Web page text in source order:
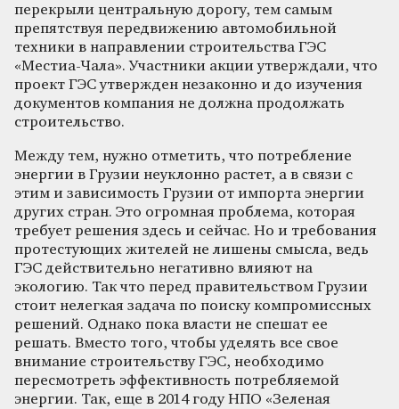
перекрыли центральную дорогу, тем самым
препятствуя передвижению автомобильной
техники в направлении строительства ГЭС
«Местиа-Чала». Участники акции утверждали, что
проект ГЭС утвержден незаконно и до изучения
документов компания не должна продолжать
строительство.
Между тем, нужно отметить, что потребление
энергии в Грузии неуклонно растет, а в связи с
этим и зависимость Грузии от импорта энергии
других стран. Это огромная проблема, которая
требует решения здесь и сейчас. Но и требования
протестующих жителей не лишены смысла, ведь
ГЭС действительно негативно влияют на
экологию. Так что перед правительством Грузии
стоит нелегкая задача по поиску компромиссных
решений. Однако пока власти не спешат ее
решать. Вместо того, чтобы уделять все свое
внимание строительству ГЭС, необходимо
пересмотреть эффективность потребляемой
энергии. Так, еще в 2014 году НПО «Зеленая